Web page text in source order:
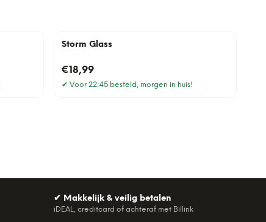
Storm Glass
€18,99
✔ Voor 22:45 besteld, morgen in huis!
✔ Makkelijk & veilig betalen
iDEAL, creditcard of achteraf met Billink